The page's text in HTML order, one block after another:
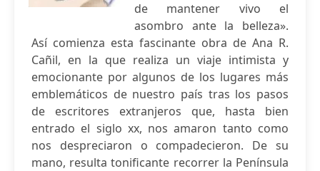
de mantener vivo el
asombro ante la belleza».
Así comienza esta fascinante obra de Ana R.
Cañil, en la que realiza un viaje intimista y
emocionante por algunos de los lugares más
emblemáticos de nuestro país tras los pasos
de escritores extranjeros que, hasta bien
entrado el siglo xx, nos amaron tanto como
nos despreciaron o compadecieron. De su
mano, resulta tonificante recorrer la Península